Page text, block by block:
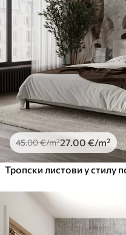
45.00€/m²27.00 €/m²
Тропски листови у стилу